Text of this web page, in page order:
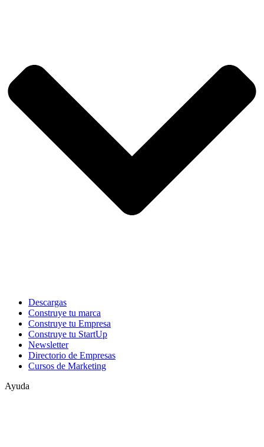
Descargas
Construye tu marca
Construye tu Empresa
Construye tu StartUp
Newsletter
Directorio de Empresas
Cursos de Marketing
Ayuda